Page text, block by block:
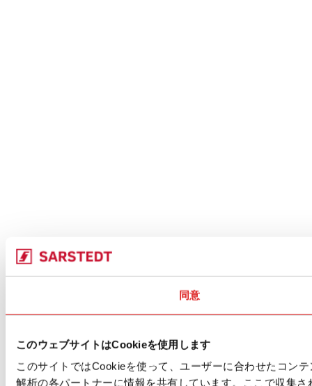
同意
このウェブサイトはCookieを使用します
このサイトではCookieを使って、ユーザーに合わせたコン
解析の各パートナーに情報を共有しています。ここで収集